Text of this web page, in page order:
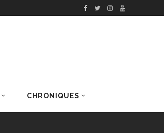
CHRONIQUES